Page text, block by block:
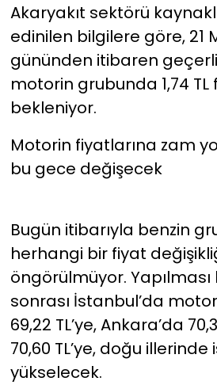
Akaryakıt sektörü
edinilen bilgilere göre, 21
gününden itibaren
motorin grubunda 1,74 TL
bekleniyor.
Motorin fiyatlarına zam
bu gece değişecek
Bugün itibarıyla benzin
herhangi bir fiyat
öngörülmüyor.
sonrası İstanbul’da
69,22 TL’ye, Ankara’da
70,60 TL’ye, doğu illerinde
yükselecek.